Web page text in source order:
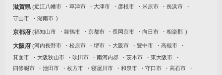
滋賀県 近江八幡市 草津市 大津市 彦根市 米原市
長浜市
守山市
湖南市
京都府 福知山市 舞鶴市 京都市 長岡京市 向日市 相楽郡
大阪府 河内長野市 松原市 堺市 大阪市 豊中市
高槻市
箕面市
大阪狭山市 吹田市 南河内郡 茨木市
東大阪市
四條畷市
池田市 枚方市 寝屋川市 和泉市 守口市
高石市